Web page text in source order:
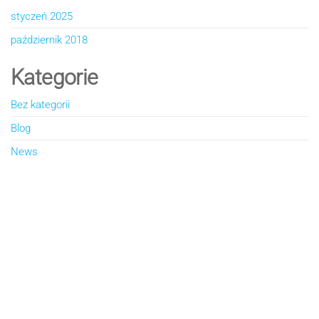
styczeń 2025
październik 2018
Kategorie
Bez kategorii
Blog
News